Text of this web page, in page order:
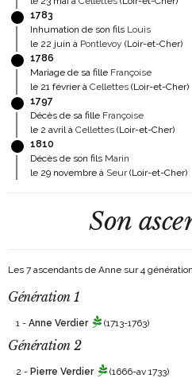
1783
Inhumation de son fils Louis
le 22 juin à Pontlevoy (Loir-et-Cher)
1786
Mariage de sa fille Françoise
le 21 février à Cellettes (Loir-et-Cher)
1797
Décès de sa fille Françoise
le 2 avril à Cellettes (Loir-et-Cher)
1810
Décès de son fils Marin
le 29 novembre à Seur(Loir-et-Cher)
Son
Les 7 ascendants de Anne sur 4
Génération 1
1 - Anne Verdier (1713-1763)
Génération 2
2 - Pierre Verdier (1666-av 1733)